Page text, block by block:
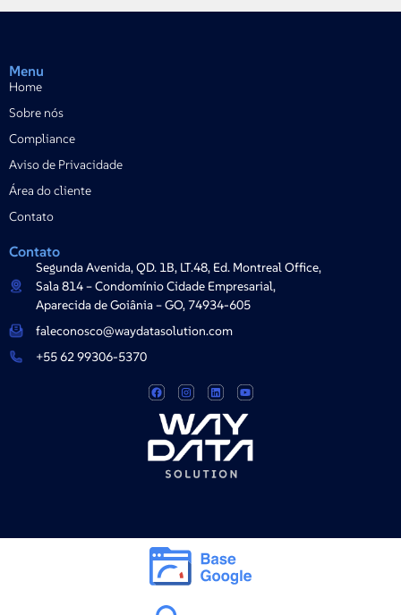
Menu
Home
Sobre nós
Compliance
Aviso de Privacidade
Área do cliente
Contato
Contato
Segunda Avenida, QD. 1B, LT.48, Ed. Montreal Office,
Sala 814 – Condomínio Cidade Empresarial,
Aparecida de Goiânia – GO, 74934-605
faleconosco@waydatasolution.com
+55 62 99306-5370